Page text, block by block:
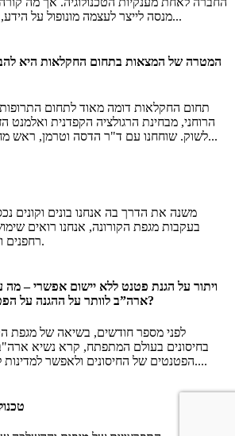
מנסה לייצר לעצמה מונופול על הידע, על חשבון חברות קטנות...
תחום החקלאות דומה מאוד לתחום התרופות
הרוחני, מבחינת הרגולציה הקפדנית ואלמנט
לשוק. שוחחנו עם ד"ר הדסה וטרמן, ראש מחלקת ביוטק בארליך, על...
בעקבות מגפת הקורונה, אנחנו רואים
רחפנים ומציאות מדומה ומורחבת.
ויתור על הגנת פטנט ללא יישום אפשרי –
ארה”ב לוותר על ההגנה על הפטנטים של חיסון הקורונה?
לפני מספר חודשים, בשיאה של מגפת
בחיסונים בעולם המתפתח, קרא נשיא ארה"ב
הפטנטים של החיסונים ולאפשר למדינות לייצר אותם באופן מקומי....